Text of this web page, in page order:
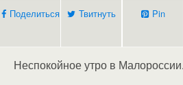
Поделиться Твитнуть Pin
Неспокойное утро в Малороссии.